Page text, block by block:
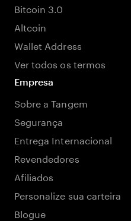
Bitcoin 3.0
Altcoin
Wallet Address
Ver todos os termos
Empresa
Sobre a Tangem
Segurança
Entrega Internacional
Revendedores
Afiliados
Personalize sua carteira
Blogue